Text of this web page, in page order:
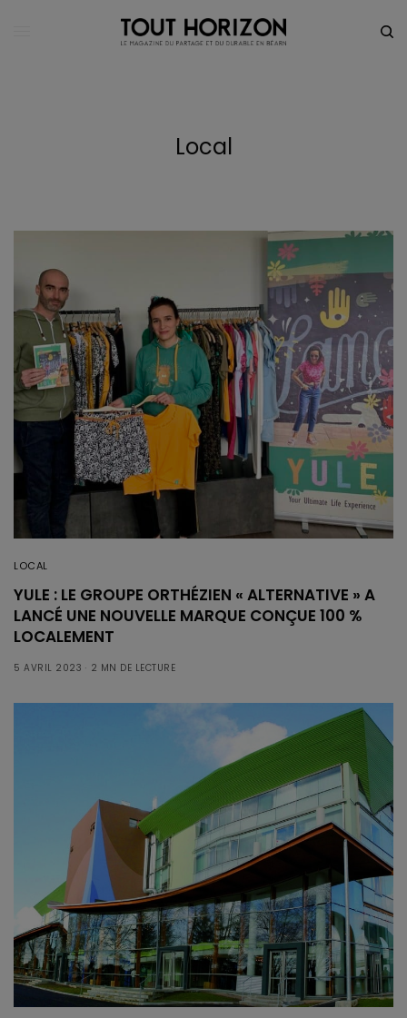
Local
LOCAL
YULE : LE GROUPE ORTHÉZIEN « ALTERNATIVE » A
LANCÉ UNE NOUVELLE MARQUE CONÇUE 100 %
LOCALEMENT
5 AVRIL 2023 2 MN DE LECTURE